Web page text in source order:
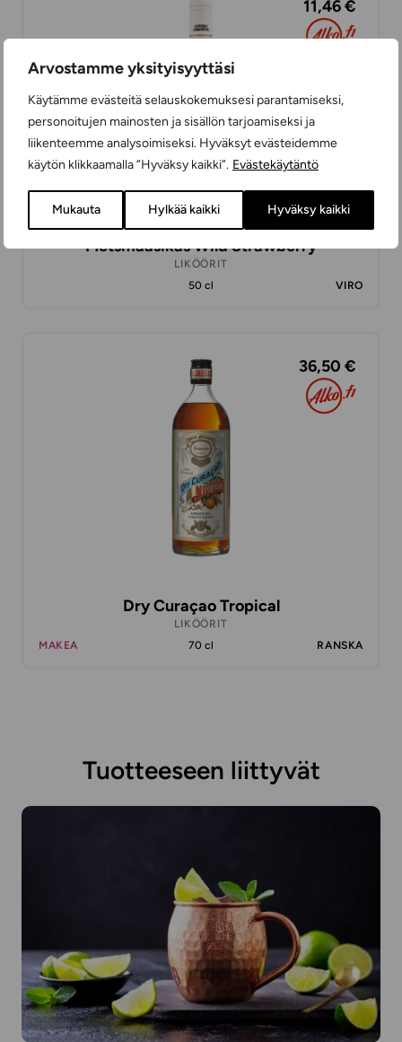
Arvostamme yksityisyyttäsi
Käytämme evästeitä selauskokemuksesi parantamiseksi,
personoitujen mainosten ja sisällön tarjoamiseksi ja
liikenteemme analysoimiseksi. Hyväksyt evästeidemme
käytön klikkaamalla ”Hyväksy kaikki”. Evästekäytäntö
Mukauta Hylkää kaikki Hyväksy kaikki
11,46 €
Metsmaasikas Wild Strawberry
LIKÖÖRIT
50 cl
VIRO
36,50 €
Dry Curaçao Tropical
LIKÖÖRIT
MAKEA
70 cl RANSKA
Tuotteeseen liittyvät